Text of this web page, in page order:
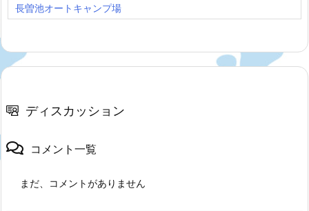
長曽池オートキャンプ場
ディスカッション
コメント一覧
まだ、コメントがありません